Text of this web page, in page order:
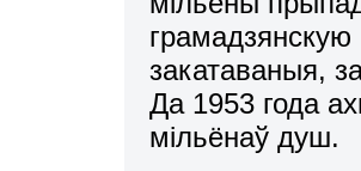
закатаваныя,
Да 1953 года
мільёнаў душ.